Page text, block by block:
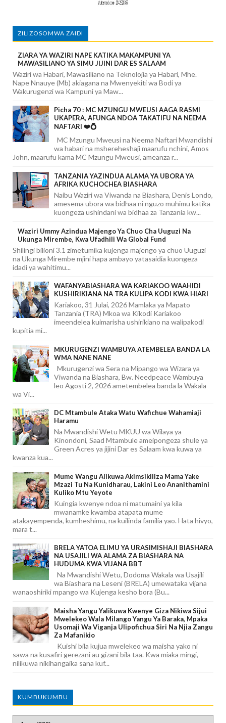
ZILIZOSOMWA ZAIDI
ZIARA YA WAZIRI NAPE KATIKA MAKAMPUNI YA
MAWASILIANO YA SIMU JIJINI DAR ES SALAAM
Waziri wa Habari, Mawasiliano na Teknolojia ya Habari, Mhe.
Nape Nnauye (Mb) akiagana na Mwenyekiti wa Bodi ya
Wakurugenzi wa Kampuni ya Maw...
Picha 70 : MC MZUNGU MWEUSI AAGA RASMI
UKAPERA, AFUNGA NDOA TAKATIFU NA NEEMA
NAFTARI ❤️💍
MC Mzungu Mweusi na Neema Naftari Mwandishi
wa habari na mshereheshaji maarufu nchini, Amos
John, maarufu kama MC Mzungu Mweusi, ameanza r...
TANZANIA YAZINDUA ALAMA YA UBORA YA
AFRIKA KUCHOCHEA BIASHARA
Naibu Waziri wa Viwanda na Biashara, Denis Londo,
amesema ubora wa bidhaa ni nguzo muhimu katika
kuongeza ushindani wa bidhaa za Tanzania kw...
Waziri Ummy Azindua Majengo Ya Chuo Cha Uuguzi Na
Ukunga Mirembe, Kwa Ufadhili Wa Global Fund
Shilingi bilioni 3.1 zimetumika kujenga majengo ya chuo Uuguzi
na Ukunga Mirembe mjini hapa ambayo yatasaidia kuongeza
idadi ya wahitimu...
WAFANYABIASHARA WA KARIAKOO WAAHIDI
KUSHIRIKIANA NA TRA KULIPA KODI KWA HIARI
Kariakoo, 31 Julai, 2026 Mamlaka ya Mapato
Tanzania (TRA) Mkoa wa Kikodi Kariakoo
imeendelea kuimarisha ushirikiano na walipakodi
kupitia mi...
MKURUGENZI WAMBUYA ATEMBELEA BANDA LA
WMA NANE NANE
Mkurugenzi wa Sera na Mipango wa Wizara ya
Viwanda na Biashara, Bw. Needpeace Wambuya
leo Agosti 2, 2026 ametembelea banda la Wakala
wa Vi...
DC Mtambule Ataka Watu Wafichue Wahamiaji
Haramu
Na Mwandishi Wetu MKUU wa Wilaya ya
Kinondoni, Saad Mtambule ameipongeza shule ya
Green Acres ya jijini Dar es Salaam kwa kuwa ya
kwanza kua...
Mume Wangu Alikuwa Akimsikiliza Mama Yake
Mzazi Tu Na Kunidharau, Lakini Leo Ananithamini
Kuliko Mtu Yeyote
Kuingia kwenye ndoa ni matumaini ya kila
mwanamke kwamba atapata mume
atakayempenda, kumheshimu, na kuilinda familia yao. Hata hivyo,
mara t...
BRELA YATOA ELIMU YA URASIMISHAJI BIASHARA
NA USAJILI WA ALAMA ZA BIASHARA NA
HUDUMA KWA VIJANA BBT
Na Mwandishi Wetu, Dodoma Wakala wa Usajili
wa Biashara na Leseni (BRELA) umewataka vijana
wanaoshiriki mpango wa Kujenga kesho bora (Bu...
Maisha Yangu Yalikuwa Kwenye Giza Nikiwa Sijui
Mwelekeo Wala Milango Yangu Ya Baraka, Mpaka
Usomaji Wa Viganja Ulipofichua Siri Na Njia Zangu
Za Mafanikio
Kuishi bila kujua mwelekeo wa maisha yako ni
sawa na kusafiri gerezani au gizani bila taa. Kwa miaka mingi,
nilikuwa nikihangaika sana kuf...
KUMBUKUMBU